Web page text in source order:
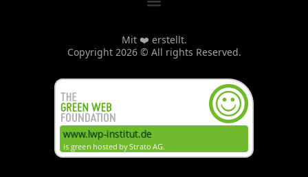
Mit ❤️ erstellt.
Copyright 2026 © All rights Reserved.